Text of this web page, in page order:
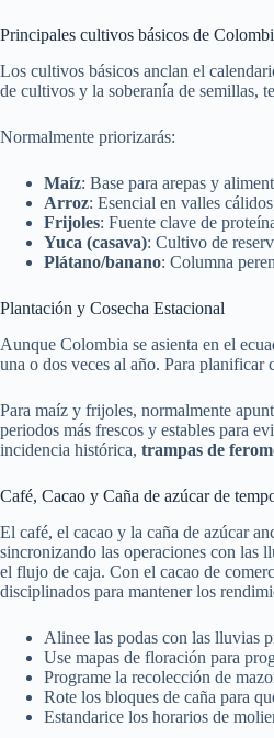
Principales cultivos básicos de
Los cultivos básicos anclan el
de cultivos y la soberanía de semillas,
Normalmente priorizarás:
Maíz: Base para arepas y
Arroz: Esencial en valles
Frijoles: Fuente clave de
Yuca (casava): Cultivo de
Plátano/banano: Columna
Plantación y Cosecha Estacional
Aunque Colombia se asienta en el
una o dos veces al año. Para planificar
Para maíz y frijoles, normalmente
periodos más frescos y estables para
incidencia histórica, trampas de
Café, Cacao y Caña de azúcar de
El café, el cacao y la caña de azúcar
sincronizando las operaciones con las
el flujo de caja. Con el cacao de
disciplinados para mantener los
Alinee las podas con las lluvias
Use mapas de floración para
Programe la recolección de
Rote los bloques de caña para
Estandarice los horarios de